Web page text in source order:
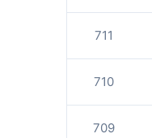
711
710
709